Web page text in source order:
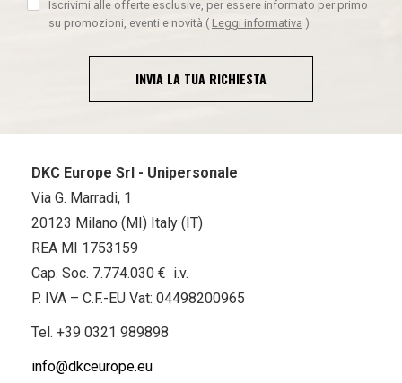
Iscrivimi alle offerte esclusive, per essere informato per primo
su promozioni, eventi e novità ( Leggi informativa )
INVIA LA TUA RICHIESTA
DKC Europe Srl - Unipersonale
Via G. Marradi, 1
20123 Milano (MI) Italy (IT)
REA MI 1753159
Cap. Soc. 7.774.030 € i.v.
P. IVA – C.F.-EU Vat: 04498200965
Tel. +39 0321 989898
info@dkceurope.eu